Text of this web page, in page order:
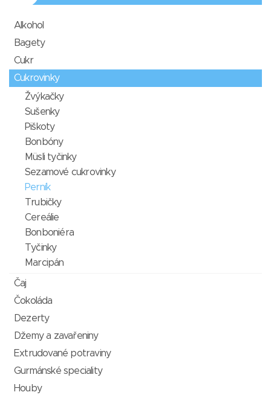
Alkohol
Bagety
Cukr
Cukrovinky
Žvýkačky
Sušenky
Piškoty
Bonbóny
Müsli tyčinky
Sezamové cukrovinky
Perník
Trubičky
Cereálie
Bonboniéra
Tyčinky
Marcipán
Čaj
Čokoláda
Dezerty
Džemy a zavařeniny
Extrudované potraviny
Gurmánské speciality
Houby